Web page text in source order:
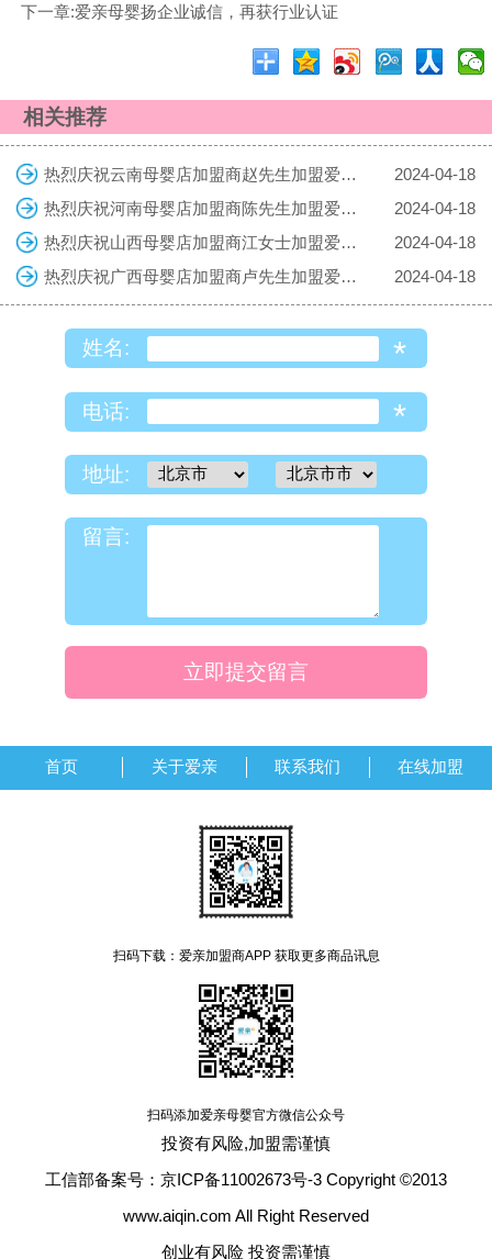
下一章:爱亲母婴扬企业诚信，再获行业认证
相关推荐
热烈庆祝云南母婴店加盟商赵先生加盟爱亲母婴！预祝生意兴隆！
2024-04-18
热烈庆祝河南母婴店加盟商陈先生加盟爱亲母婴！预祝生意兴隆！
2024-04-18
热烈庆祝山西母婴店加盟商江女士加盟爱亲母婴！预祝生意兴隆！
2024-04-18
热烈庆祝广西母婴店加盟商卢先生加盟爱亲母婴！预祝生意兴隆！
2024-04-18
姓名: *
电话: *
地址:
留言:
立即提交留言
首页 关于爱亲 联系我们 在线加盟
扫码下载：爱亲加盟商APP 获取更多商品讯息
扫码添加爱亲母婴官方微信公众号
投资有风险,加盟需谨慎
工信部备案号：京ICP备11002673号-3 Copyright ©2013
www.aiqin.com All Right Reserved
创业有风险 投资需谨慎